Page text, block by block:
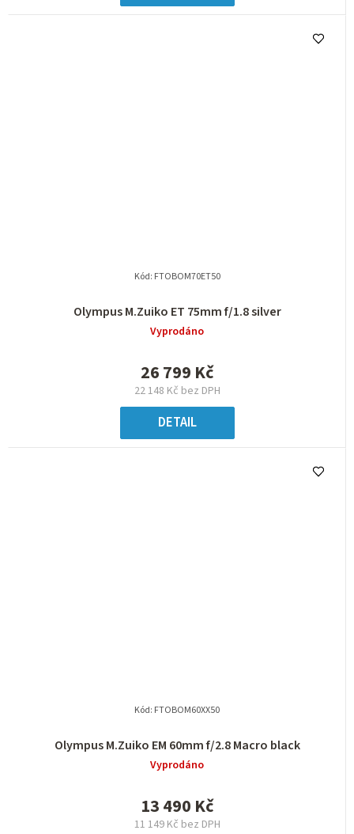
Olympus M.Zuiko ET 75mm f/1.8 silver
Vyprodáno
22 148 Kč bez DPH
26 799 Kč
DETAIL
Kód: FTOBOM70ET50
Olympus M.Zuiko EM 60mm f/2.8 Macro black
Vyprodáno
11 149 Kč bez DPH
13 490 Kč
Kód: FTOBOM60XX50